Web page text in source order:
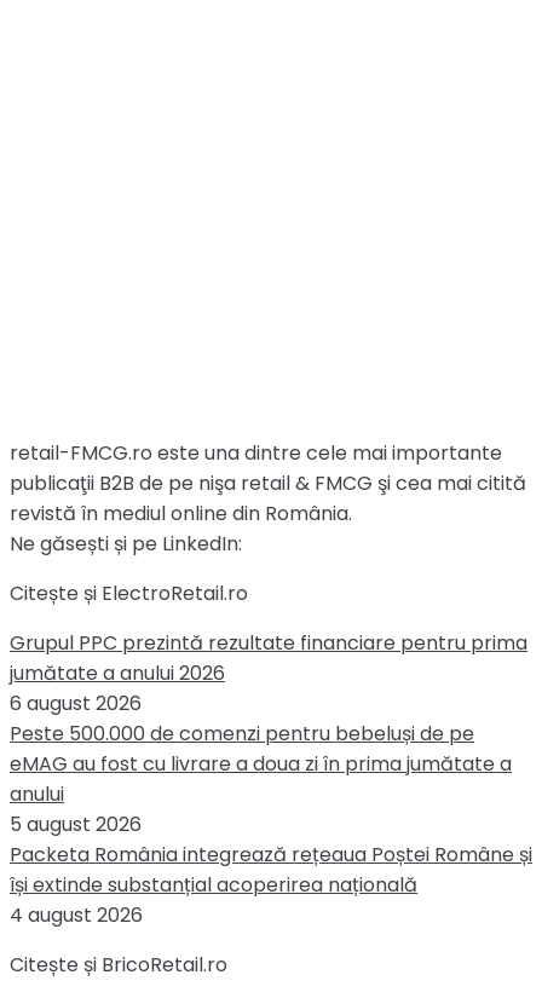
retail-FMCG.ro este una dintre cele mai importante
publicaţii B2B de pe nişa retail & FMCG şi cea mai citită
revistă în mediul online din România.
Ne găsești și pe LinkedIn:
Citește și ElectroRetail.ro
Grupul PPC prezintă rezultate financiare pentru prima
jumătate a anului 2026
6 august 2026
Peste 500.000 de comenzi pentru bebeluși de pe
eMAG au fost cu livrare a doua zi în prima jumătate a
anului
5 august 2026
Packeta România integrează rețeaua Poștei Române și
își extinde substanțial acoperirea națională
4 august 2026
Citește și BricoRetail.ro